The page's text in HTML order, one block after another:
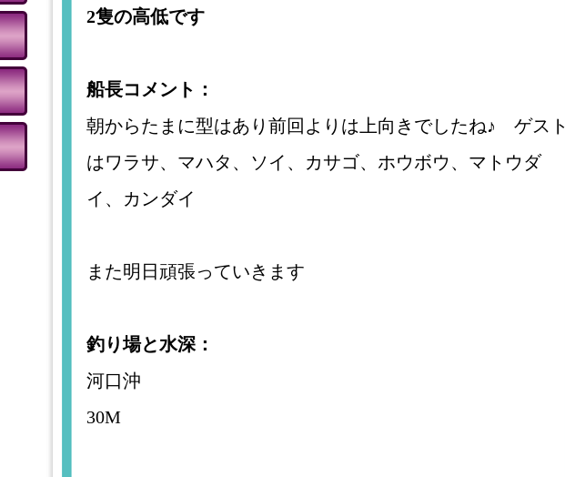
2隻の高低です
船長コメント：
朝からたまに型はあり前回よりは上向きでしたね♪ ゲスト
はワラサ、マハタ、ソイ、カサゴ、ホウボウ、マトウダ
イ、カンダイ
また明日頑張っていきます
釣り場と水深：
河口沖
30M